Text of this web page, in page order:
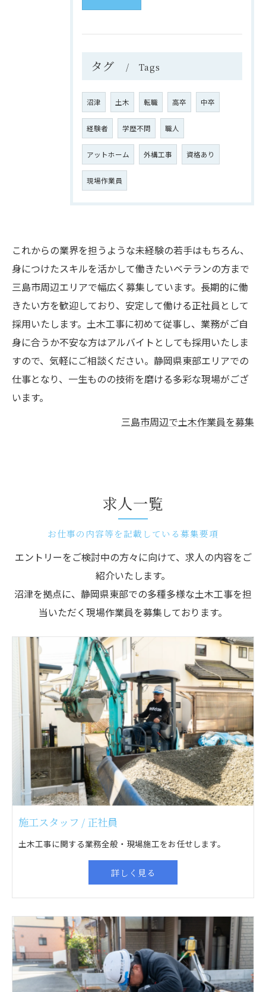
タグ Tags
沼津 土木 転職 高卒 中卒
経験者 学歴不問 職人
アットホーム 外構工事 資格あり
現場作業員
これからの業界を担うような未経験の若手はもちろん、
身につけたスキルを活かして働きたいベテランの方まで
三島市周辺エリアで幅広く募集しています。長期的に働
きたい方を歓迎しており、安定して働ける正社員として
採用いたします。土木工事に初めて従事し、業務がご自
身に合うか不安な方はアルバイトとしても採用いたしま
すので、気軽にご相談ください。静岡県東部エリアでの
仕事となり、一生ものの技術を磨ける多彩な現場がござ
います。
三島市周辺で土木作業員を募集
求人一覧
お仕事の内容等を記載している募集要項
エントリーをご検討中の方々に向けて、求人の内容をご
紹介いたします。
沼津を拠点に、静岡県東部での多種多様な土木工事を担
当いただく現場作業員を募集しております。
施工スタッフ / 正社員
土木工事に関する業務全般・現場施工をお任せします。
詳しく見る